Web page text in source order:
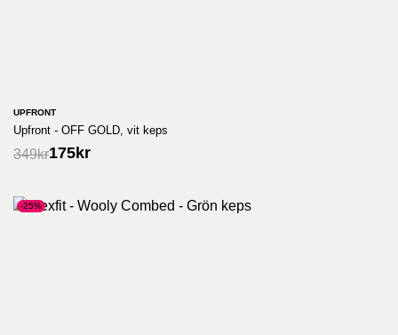
UPFRONT
Upfront - OFF GOLD, vit keps
349kr175kr
-25%